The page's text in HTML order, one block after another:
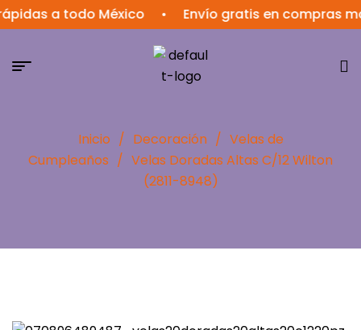
a todo México • Envío gratis en compras
Inicio / Decoración / Velas de
Cumpleaños / Velas Doradas Altas C/12 Wilton
(2811-8948)